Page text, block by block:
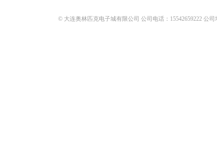
© 大连奥林匹克电子城有限公司 公司电话：15542659222 公